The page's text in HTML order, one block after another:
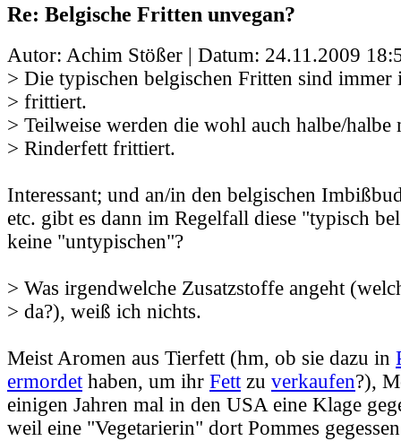
Re: Belgische Fritten unvegan?
Autor: Achim Stößer | Datum: 24.11.2009
> Die typischen belgischen Fritten sind immer
> frittiert.
> Teilweise werden die wohl auch halbe/
> Rinderfett frittiert.
Interessant; und an/in den belgischen
etc. gibt es dann im Regelfall diese "typisch
keine "untypischen"?
> Was irgendwelche Zusatzstoffe angeht
> da?), weiß ich nichts.
Meist Aromen aus Tierfett (hm, ob sie dazu in
ermordet haben, um ihr Fett zu verkaufen?),
einigen Jahren mal in den USA eine Klage
weil eine "Vegetarierin" dort Pommes